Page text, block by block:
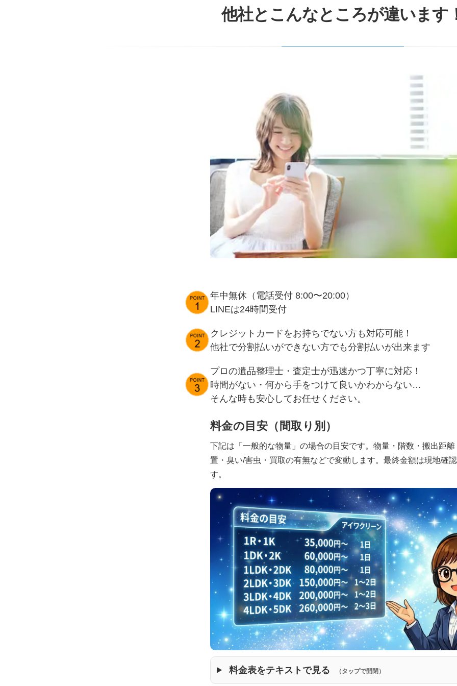
他社とこんなところが違います
年中無休（電話受付 8:00〜20:00）
LINEは24時間受付
クレジットカードをお持ちでない方も対応可能！
他社で分割払いができない方でも分割払いが出来ます
プロの遺品整理士・査定士が迅速かつ丁寧に対応！
時間がない・何から手をつけて良いかわからない…
そんな時も安心してお任せください。
料金の目安（間取り別）
下記は「一般的な物量」の場合の目安です。物量・階数・搬出距離
置・臭い/害虫・買取の有無などで変動します。最終金額は現地確
す。
料金表をテキストで見る （タップで開閉）